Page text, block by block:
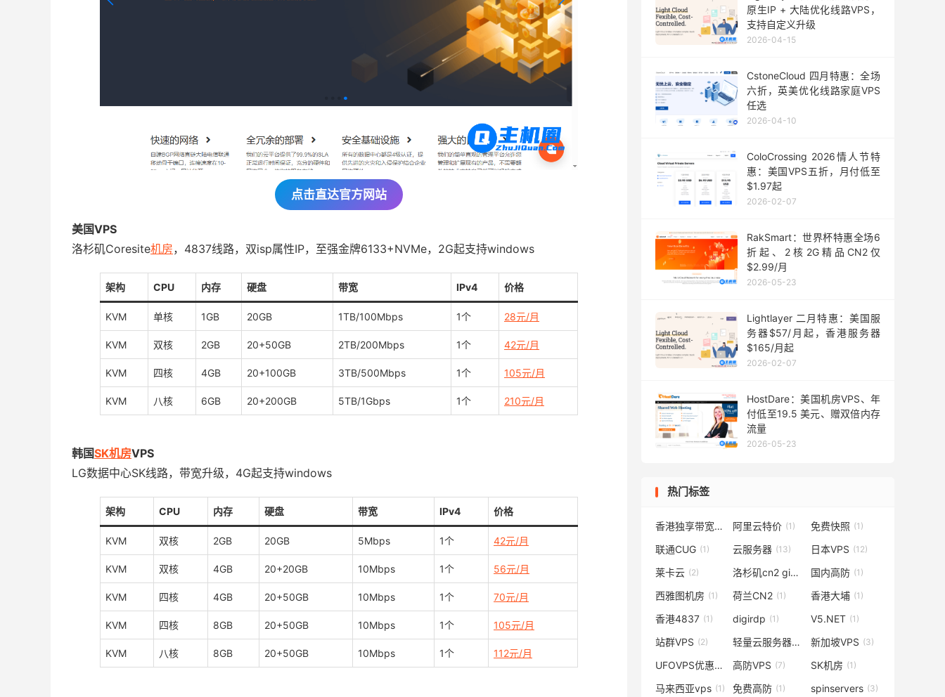
点击直达官方网站
美国VPS
洛杉矶Coresite机房，4837线路，双isp属性IP，至强金牌6133+NVMe，2G起支持windows
架构 CPU 内存 硬盘 带宽 IPv4 价格
KVM 单核 1GB 20GB 1TB/100Mbps 1个 28元/月
KVM 双核 2GB 20+50GB 2TB/200Mbps 1个 42元/月
KVM 四核 4GB 20+100GB 3TB/500Mbps 1个 105元/月
KVM 八核 6GB 20+200GB 5TB/1Gbps 1个 210元/月
韩国SK机房VPS
LG数据中心SK线路，带宽升级，4G起支持windows
架构 CPU 内存 硬盘 带宽 IPv4 价格
KVM 双核 2GB 20GB 5Mbps 1个 42元/月
KVM 双核 4GB 20+20GB 10Mbps 1个 56元/月
KVM 四核 4GB 20+50GB 10Mbps 1个 70元/月
KVM 四核 8GB 20+50GB 10Mbps 1个 105元/月
KVM 八核 8GB 20+50GB 10Mbps 1个 112元/月
原生IP + 大陆优化线路VPS，
支持自定义升级
2026-04-15
CstoneCloud 四月特惠：全场
六折，英美优化线路家庭VPS
任选
2026-04-10
ColoCrossing 2026情人节特
惠：美国VPS五折，月付低至
$1.97起
2026-02-07
RakSmart：世界杯特惠全场6
折起、2核2G精品CN2仅
$2.99/月
2026-05-23
Lightlayer 二月特惠：美国服
务器$57/月起，香港服务器
$165/月起
2026-02-07
HostDare：美国机房VPS、年
付低至19.5 美元、赠双倍内存
流量
2026-05-23
热门标签
香港独享带宽
(1) 阿里云特价 (1) 免费快照 (1)
联通CUG (1) 云服务器 (13) 日本VPS (12)
莱卡云 (2) 洛杉矶cn2 gia 国内高防 (1)
西雅图机房 (1) 荷兰CN2 (1) 香港大埔 (1)
香港4837 (1) digirdp (1) V5.NET (1)
站群VPS (2) 轻量云服务器(2) 新加坡VPS (3)
UFOVPS优惠码 (1)
高防VPS (7) SK机房 (1)
马来西亚vps (1) 免费高防 (1) spinservers (3)